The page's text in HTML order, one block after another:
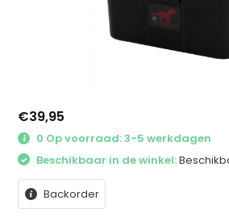
€39,95
0 Op voorraad: 3-5 werkdagen
Beschikbaar in de winkel:
Backorder